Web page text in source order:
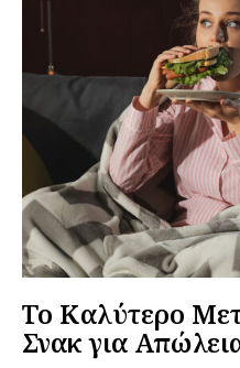
Το Καλύτερο
Σνακ για